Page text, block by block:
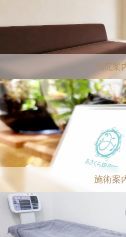
当院案
施術案